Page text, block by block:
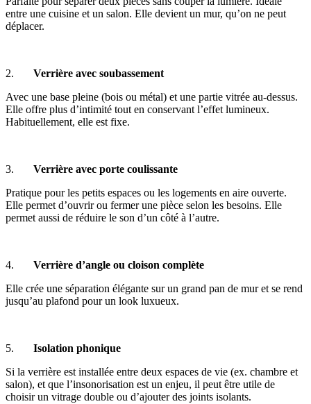
entre une cuisine et un salon. Elle devient un mur, qu’on ne peut
déplacer.
2. Verrière avec soubassement
Avec une base pleine (bois ou métal) et une partie vitrée au-dessus.
Elle offre plus d’intimité tout en conservant l’effet lumineux.
Habituellement, elle est fixe.
3. Verrière avec porte coulissante
Pratique pour les petits espaces ou les logements en aire ouverte.
Elle permet d’ouvrir ou fermer une pièce selon les besoins. Elle
permet aussi de réduire le son d’un côté à l’autre.
4. Verrière d’angle ou cloison complète
Elle crée une séparation élégante sur un grand pan de mur et se rend
jusqu’au plafond pour un look luxueux.
5. Isolation phonique
Si la verrière est installée entre deux espaces de vie (ex. chambre et
salon), et que l’insonorisation est un enjeu, il peut être utile de
choisir un vitrage double ou d’ajouter des joints isolants.